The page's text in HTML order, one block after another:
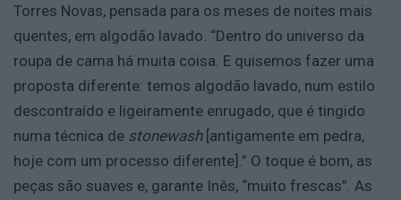
Torres Novas, pensada para os meses de noites mais
quentes, em algodão lavado. “Dentro do universo da
roupa de cama há muita coisa. E quisemos fazer uma
proposta diferente: temos algodão lavado, num estilo
descontraído e ligeiramente enrugado, que é tingido
numa técnica de stonewash [antigamente em pedra,
hoje com um processo diferente].” O toque é bom, as
peças são suaves e, garante Inês, “muito frescas”. As